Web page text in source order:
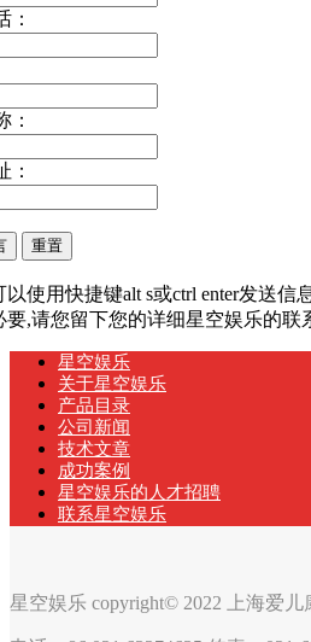
：
：
：
以使用快捷键alt s或ctrl enter发送信
要,请您留下您的详细星空娱乐的联
星空娱乐
关于星空娱乐
产品目录
公司新闻
技术文章
成功案例
星空娱乐的人才招聘
联系星空娱乐
星空娱乐 copyright© 2022 上海爱儿